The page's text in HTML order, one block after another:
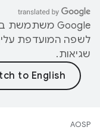
לשפה המועדפת
שגיאות.
AOSP